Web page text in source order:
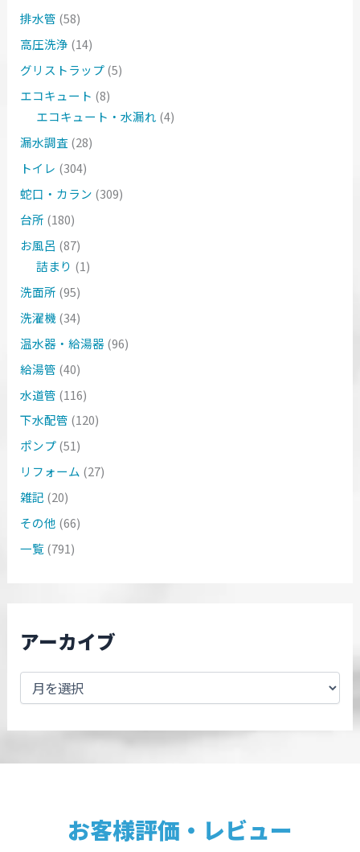
排水管 (58)
高圧洗浄 (14)
グリストラップ(5)
エコキュート (8)
エコキュート・水漏れ (4)
漏水調査 (28)
トイレ (304)
蛇口・カラン (309)
台所 (180)
お風呂 (87)
詰まり (1)
洗面所 (95)
洗濯機 (34)
温水器・給湯器(96)
給湯管 (40)
水道管 (116)
下水配管 (120)
ポンプ(51)
リフォーム (27)
雑記 (20)
その他 (66)
一覧(791)
アーカイブ
お客様評価・レビュー